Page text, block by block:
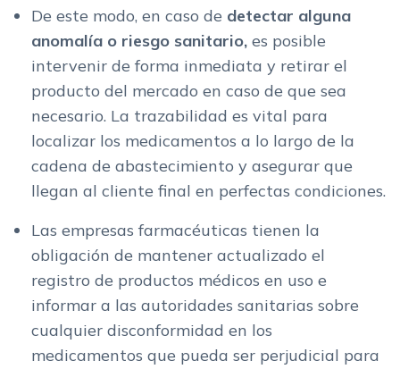
De este modo, en caso de detectar alguna
anomalía o riesgo sanitario, es posible
intervenir de forma inmediata y retirar el
producto del mercado en caso de que sea
necesario. La trazabilidad es vital para
localizar los medicamentos a lo largo de la
cadena de abastecimiento y asegurar que
llegan al cliente final en perfectas condiciones.
Las empresas farmacéuticas tienen la
obligación de mantener actualizado el
registro de productos médicos en uso e
informar a las autoridades sanitarias sobre
cualquier disconformidad en los
medicamentos que pueda ser perjudicial para